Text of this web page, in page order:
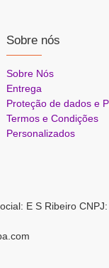
Sobre nós
Sobre Nós
Entrega
Proteção de dados e
Termos e Condições
Personalizados
E S Ribeiro